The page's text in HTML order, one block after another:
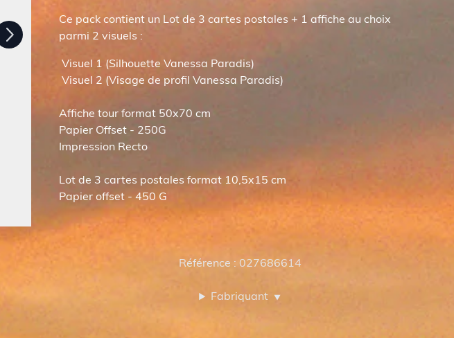
Suivant
Ce pack contient un Lot de 3 cartes postales + 1 affiche au choix
parmi 2 visuels :
Visuel 1 (Silhouette Vanessa Paradis)
Visuel 2 (Visage de profil Vanessa Paradis)
Affiche tour format 50x70 cm
Papier Offset - 250G
Impression Recto
Lot de 3 cartes postales format 10,5x15 cm
Papier offset - 450 G
Référence : 027686614
Fabriquant ▼